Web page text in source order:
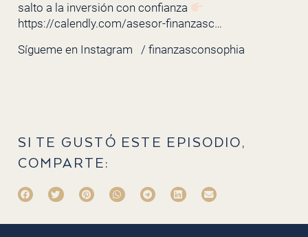
salto a la inversión con confianza
https://calendly.com/asesor-finanzasc…
Sígueme en Instagram
/ finanzasconsophia
SI TE GUSTÓ ESTE EPISODIO,
COMPARTE: